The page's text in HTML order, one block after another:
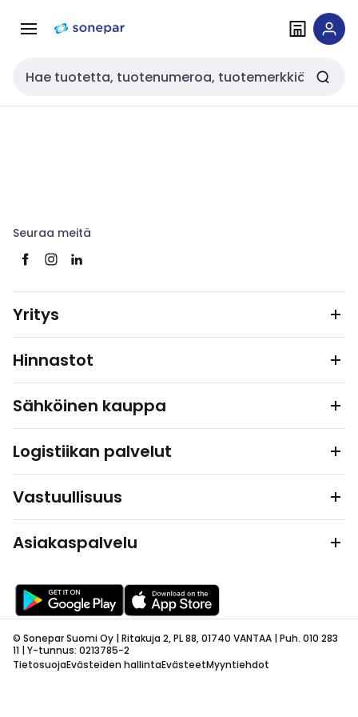
navigointiinsisältöön
Haku
Seuraa meitä
Yritys
Hinnastot
Sähköinen kauppa
Logistiikan palvelut
Vastuullisuus
Asiakaspalvelu
© Sonepar Suomi Oy | Ritakuja 2, PL 88, 01740 VANTAA | Puh. 010 283
11 | Y-tunnus: 0213785-2
TietosuojaEvästeiden hallintaEvästeetMyyntiehdot